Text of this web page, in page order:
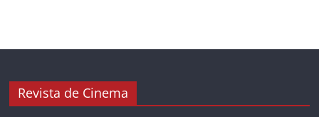
Revista de Cinema